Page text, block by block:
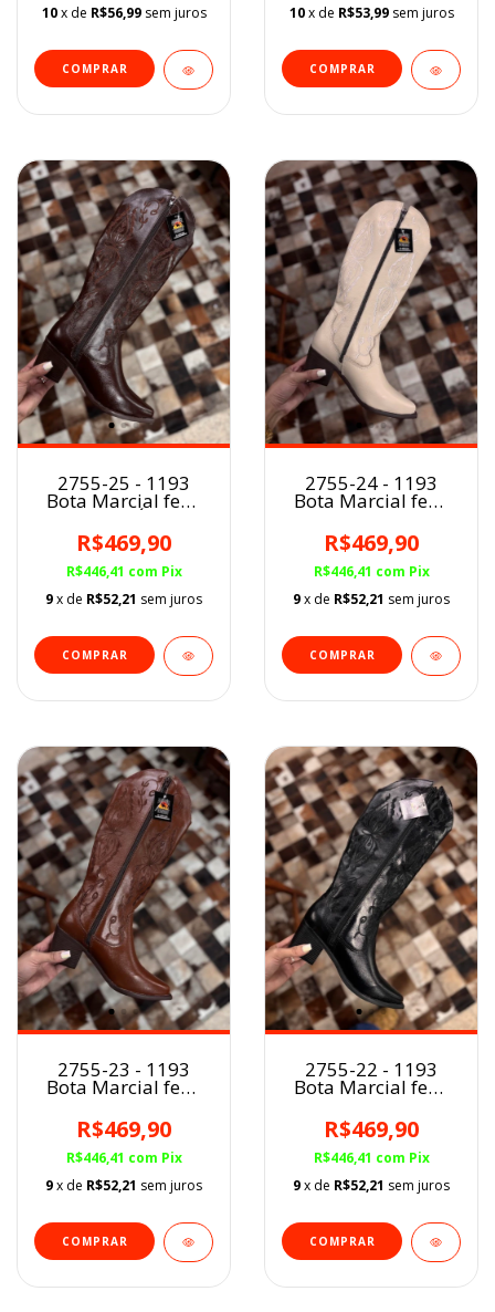
10 x de R$56,99 sem juros
COMPRAR
10 x de R$53,99 sem juros
COMPRAR
2755-25 - 1193
Bota Marcial fem.
CAFÉ
R$469,90
R$446,41 com Pix
9x de R$52,21 sem juros
COMPRAR
2755-24 - 1193
Bota Marcial fem.
R$469,90
R$446,41 com Pix
9x de R$52,21 sem juros
COMPRAR
2755-23 - 1193
Bota Marcial fem.
R$469,90
R$446,41 com Pix
9x de R$52,21 sem juros
COMPRAR
2755-22 - 1193
Bota Marcial fem.
R$469,90
R$446,41 com Pix
9x de R$52,21 sem juros
COMPRAR